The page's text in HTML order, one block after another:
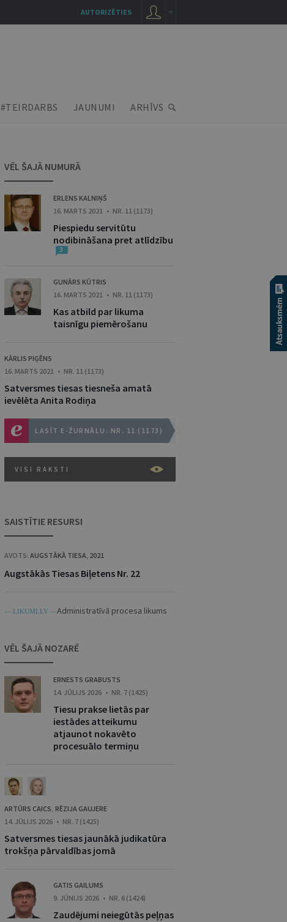
#TEIRDARBS JAUNUMI ARHĪVS
VĒL ŠAJĀ NUMURĀ
ERLENS KALNIŅŠ
16. MARTS 2021 • NR. 11 (1173)
Piespiedu servitūtu
nodibināšana pret atlīdzību
3
GUNĀRS KŪTRIS
16. MARTS 2021 • NR. 11 (1173)
Kas atbild par likuma
taisnīgu piemērošanu
KĀRLIS PIĢĒNS
16. MARTS 2021 • NR. 11 (1173)
Satversmes tiesas tiesneša amatā
ievēlēta Anita Rodiņa
LASĪT E-ŽURNĀLU: NR. 11 (1173)
VISI RAKSTI
SAISTĪTIE RESURSI
AVOTS: AUGSTĀKĀ TIESA, 2021
Augstākās Tiesas Biļetens Nr. 22
— LIKUMI.LV —Administratīvā procesa likums
VĒL ŠAJĀ NOZARĒ
ERNESTS GRABUSTS
14. JŪLIJS 2026 • NR. 7 (1425)
Tiesu prakse lietās par
iestādes atteikumu
atjaunot nokavēto
procesuālo termiņu
ARTŪRS CAICS, RĒZIJA GAUJERE
14. JŪLIJS 2026 • NR. 7 (1425)
Satversmes tiesas jaunākā judikatūra
trokšņa pārvaldības jomā
GATIS GAILUMS
9. JŪNIJS 2026 • NR. 6 (1424)
Zaudējumi neiegūtās peļņas
AUTORIZĒTIES